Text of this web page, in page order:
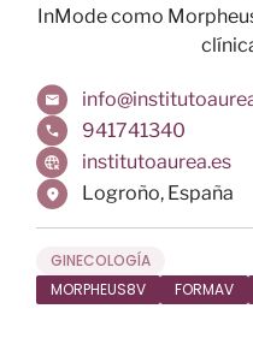
InMode como
941741340
institutoaurea.es
Logroño, España
GINECOLOGÍA
MORPHEUS8V
FORMAV